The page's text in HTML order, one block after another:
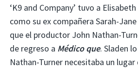
‘K9 and Company’ tuvo a
como su ex compañera Sarah-
que el productor John Nathan-
de regreso a Médico que. Sladen
Nathan-Turner necesitaba un